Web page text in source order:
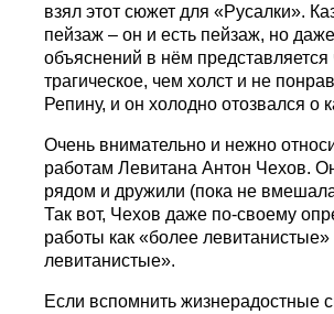
взял этот сюжет для «Русалки».
пейзаж – он и есть пейзаж, но
объяснений в нём представляется
трагическое, чем холст и не
Репину, и он холодно отозвался о
Очень внимательно и нежно
работам Левитана Антон Чехов.
рядом и дружили (пока не
Так вот, Чехов даже по-своему
работы как «более
левитанистые».
Если вспомнить жизнерадостные